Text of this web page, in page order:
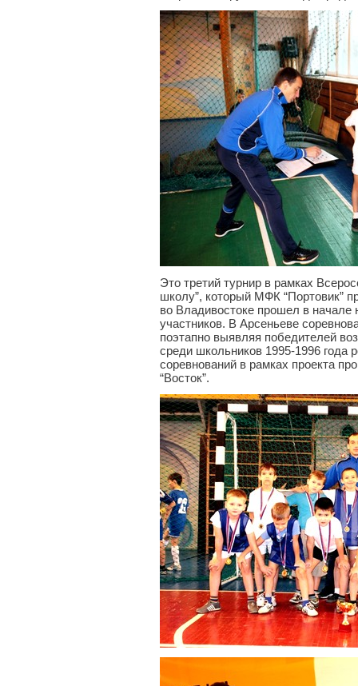
Это третий турнир в рамках
школу”, который МФК “Портовик”
во Владивостоке прошел в начале
участников. В Арсеньеве
поэтапно выявляя победителей
среди школьников 1995-1996 года
соревнований в рамках проекта
“Восток”.